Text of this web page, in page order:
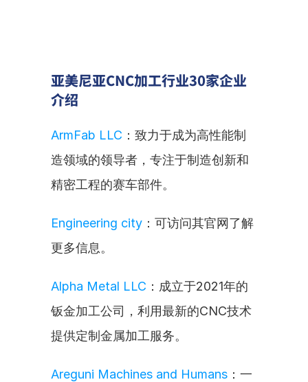
亚美尼亚CNC加工行业30家企业
介绍
ArmFab LLC ：致力于成为高性能制
造领域的领导者，专注于制造创新和
精密工程的赛车部件。
Engineering city ：可访问其官网了解
更多信息。
Alpha Metal LLC ：成立于2021年的
钣金加工公司，利用最新的CNC技术
提供定制金属加工服务。
Areguni Machines and Humans ：一